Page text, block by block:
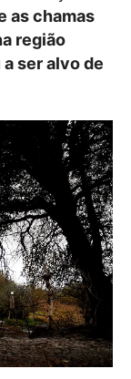
as chamas
região
ser alvo de